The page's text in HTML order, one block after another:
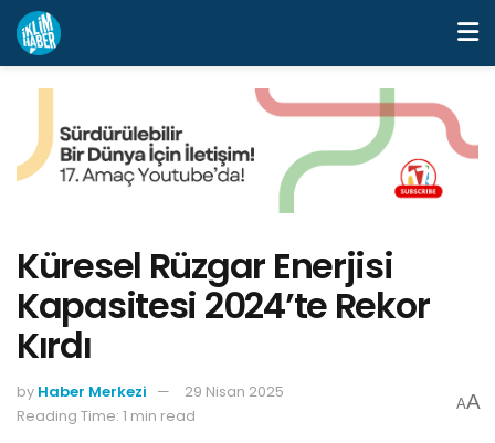
Küresel Rüzgar Enerjisi
Kapasitesi 2024’te Rekor
Kırdı
by Haber Merkezi
29 Nisan 2025
Reading Time: 1 min read
AA